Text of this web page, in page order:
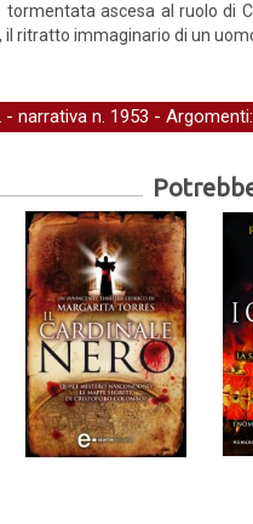
tormentata ascesa al ruolo di
ritratto immaginario di un
- narrativa n. 1953 -